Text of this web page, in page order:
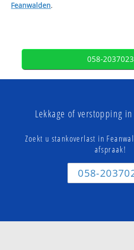
Feanwalden.
058-2037023
Lekkage of verstopping
Zoekt u stankoverlast in
afspraak!
058-